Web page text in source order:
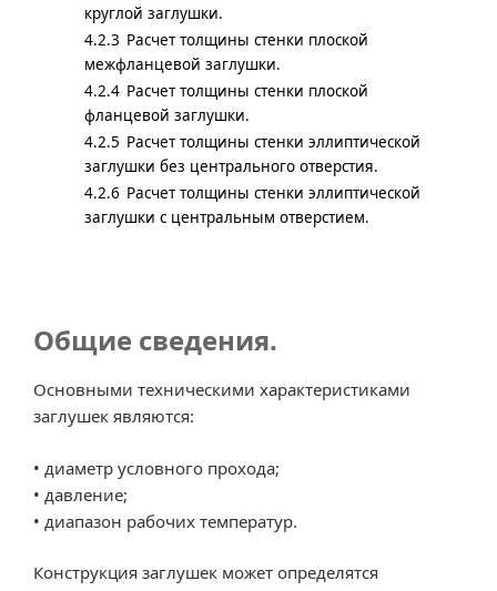
круглой заглушки.
4.2.3 Расчет толщины стенки плоской
межфланцевой заглушки.
4.2.4 Расчет толщины стенки плоской
фланцевой заглушки.
4.2.5 Расчет толщины стенки эллиптической
заглушки без центрального отверстия.
4.2.6 Расчет толщины стенки эллиптической
заглушки с центральным отверстием.
Общие сведения.
Основными техническими характеристиками
заглушек являются:
• диаметр условного прохода;
• давление;
• диапазон рабочих температур.
Конструкция заглушек может определятся